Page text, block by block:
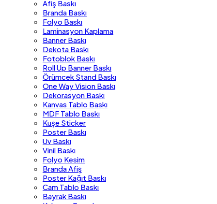
Afiş Baskı
Branda Baskı
Folyo Baskı
Laminasyon Kaplama
Banner Baskı
Dekota Baskı
Fotoblok Baskı
Roll Up Banner Baskı
Örümcek Stand Baskı
One Way Vision Baskı
Dekorasyon Baskı
Kanvas Tablo Baskı
MDF Tablo Baskı
Kuşe Sticker
Poster Baskı
Uv Baskı
Vinil Baskı
Folyo Kesim
Branda Afiş
Poster Kağıt Baskı
Cam Tablo Baskı
Bayrak Baskı